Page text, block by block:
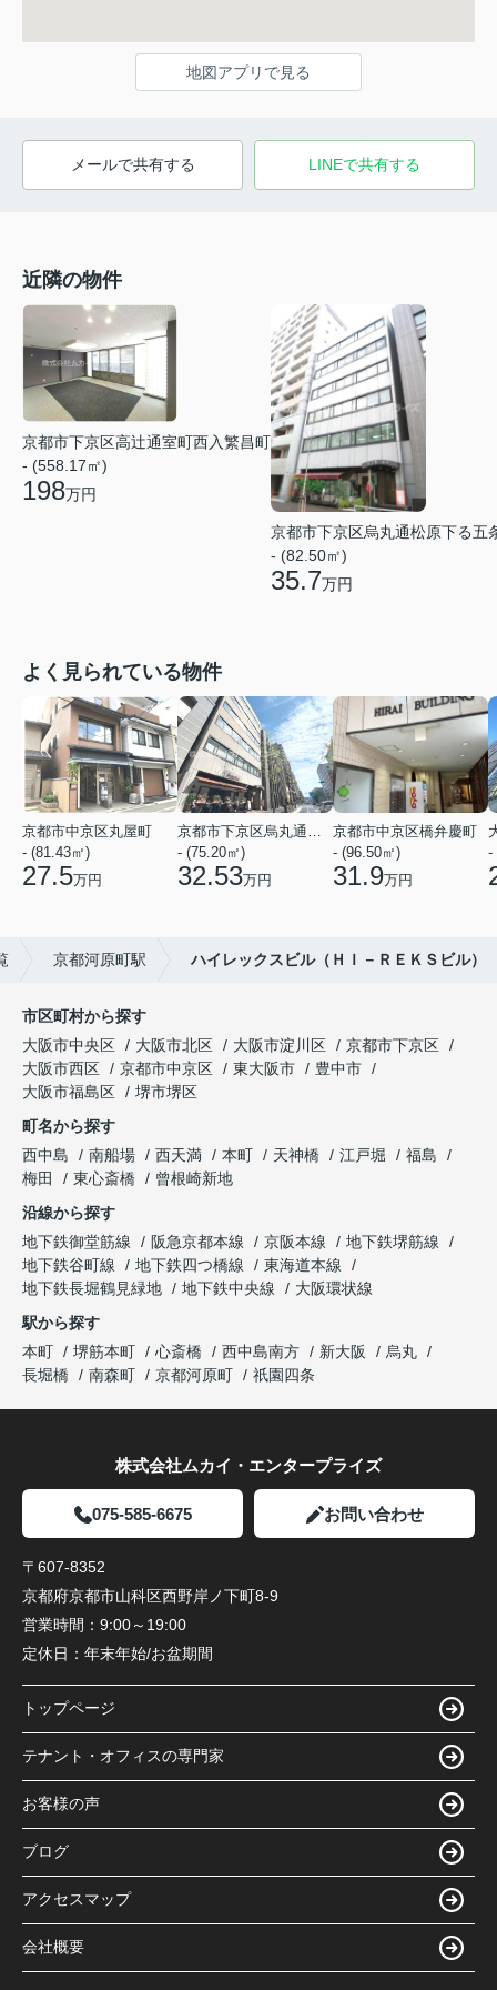
地図アプリで見る
メールで共有する LINEで共有する
近隣の物件
京都市下京区高辻通室町西入繁昌町
- (558.17㎡)
198万円
京都市下京区烏丸通松原下る五
- (82.50㎡)
35.7万円
よく見られている物件
京都市中京区丸屋町
- (81.43㎡)
27.5万円
- (75.20㎡)
32.53万円
京都市中京区橋弁慶町
- (96.50㎡)
31.9万円
-
京都河原町駅 ハイレックスビル（ＨＩ－ＲＥＫＳビル）
市区町村から探す
大阪市中央区
大阪市北区 大阪市淀川区
京都市下京区
大阪市西区
京都市中京区 東大阪市
豊中市
大阪市福島区
堺市堺区
町名から探す
西中島
南船場 西天満 本町 天神橋 江戸堀
福島
梅田
東心斎橋
曾根崎新地
沿線から探す
地下鉄御堂筋線
阪急京都本線 京阪本線
地下鉄堺筋線
地下鉄谷町線
地下鉄四つ橋線
東海道本線
地下鉄長堀鶴見緑地
地下鉄中央線
大阪環状線
駅から探す
本町
堺筋本町 心斎橋 西中島南方 新大阪
烏丸
長堀橋
南森町 京都河原町 祇園四条
株式会社ムカイ・エンタープライズ
075-585-6675 お問い合わせ
〒607-8352
京都府京都市山科区西野岸ノ下町8-9
営業時間： 9:00～19:00
定休日： 年末年始/お盆期間
トップページ
テナント・オフィスの専門家
お客様の声
ブログ
アクセスマップ
会社概要